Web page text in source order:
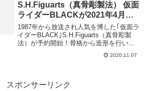
S.H.Figuarts（真骨彫製法） 仮面
ライダーBLACKが2021年4月発
売予定。予約受付開始。
1987年から放送され人気を博した｢仮面ラ
イダーBLACK｣S.H.Figuarts（真骨彫製
法）が予約開始！骨格から造形を行い、
ヒーロー本来の「存在感」とフィギュア
としての「自然な可動」の両立を追求し
2020.11.07
スポンサーリンク